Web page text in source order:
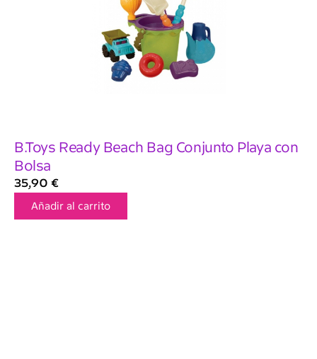
B.Toys Ready Beach Bag Conjunto Playa con
Bolsa
35,90 €
Añadir al carrito